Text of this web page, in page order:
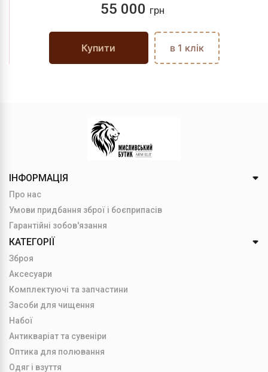
55 000 грн
Купити в 1 клік
ІНФОРМАЦІЯ
Про нас
Умови придбання зброї і боєприпасів
Гарантійні зобов'язання
КАТЕГОРІЇ
Зброя
Аксесуари
Комплектуючі та запчастини
Засоби для чищення
Набої
Антикваріат та сувеніри
Оптика для полювання
Одяг і взуття